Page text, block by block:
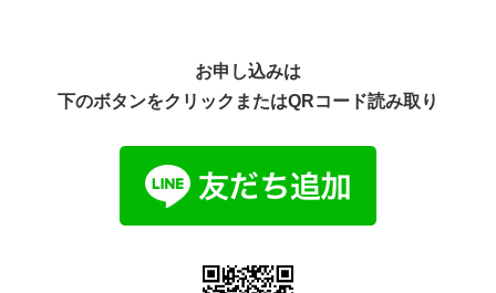
お申し込みは
下のボタンをクリックまたはQRコード読み取り